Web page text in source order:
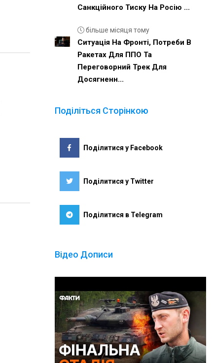
Санкційного Тиску На Росію ...
більше місяця тому
Ситуація На Фронті, Потреби В
Ракетах Для ППО Та
Переговорний Трек Для
Досягненн...
Поділіться Сторінкою
Поділитися у Facebook
Поділитися у Twitter
Поділитися в Telegram
Відео Дописи